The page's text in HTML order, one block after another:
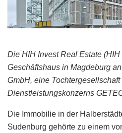
Die HIH Invest Real Estate
Geschäftshaus in Magdeburg
GmbH, eine
Dienstleistungskonzerns
Die Immobilie in der
Sudenburg gehörte zu einem